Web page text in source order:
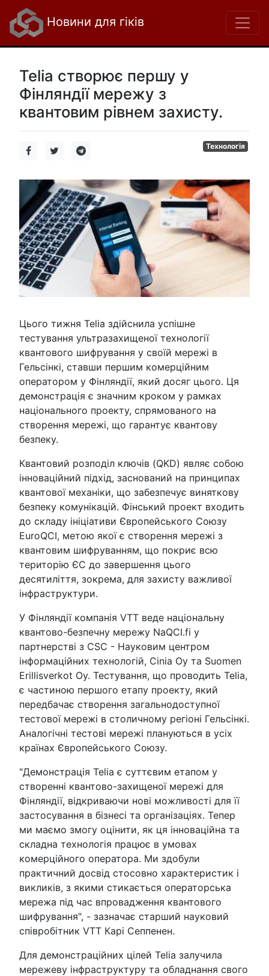
Новини для гіків
Telia створює першу у
Фінляндії мережу з
квантовим рівнем захисту.
Технологія
Цього тижня Telia здійснила успішне
тестування ультразахищеної технології
квантового шифрування у своїй мережі в
Гельсінкі, ставши першим комерційним
оператором у Фінляндії, який досяг цього. Ця
демонстрація є значним кроком у рамках
національного проекту, спрямованого на
створення мережі, що гарантує квантову
безпеку.
Квантовий розподіл ключів (QKD) являє собою
інноваційний підхід, заснований на принципах
квантової механіки, що забезпечує виняткову
безпеку комунікацій. Фінський проект входить
до складу ініціативи Європейського Союзу
EuroQCI, метою якої є створення мережі з
квантовим шифруванням, що покриє всю
територію ЄС до завершення цього
десятиліття, зокрема, для захисту важливої
інфраструктури.
У Фінляндії компанія VTT веде національну
квантово-безпечну мережу NaQCI.fi у
партнерстві з CSC - Науковим центром
інформаційних технологій, Cinia Oy та Suomen
Erillisverkot Oy. Тестування, що проводить Telia,
є частиною першого етапу проекту, який
передбачає створення загальнодоступної
тестової мережі в столичному регіоні Гельсінкі.
Аналогічні тестові мережі плануються в усіх
країнах Європейського Союзу.
"Демонстрація Telia є суттєвим етапом у
створенні квантово-захищеної мережі для
Фінляндії, відкриваючи нові можливості для її
застосування в бізнесі та організаціях. Тепер
ми маємо змогу оцінити, як ця інноваційна та
складна технологія працює в умовах
комерційного оператора. Ми здобули
практичний досвід стосовно характеристик і
викликів, з якими стикається операторська
мережа під час впровадження квантового
шифрування", - зазначає старший науковий
співробітник VTT Карі Сеппенен.
Для демонстраційних цілей Telia залучила
мережеву інфраструктуру та обладнання свого